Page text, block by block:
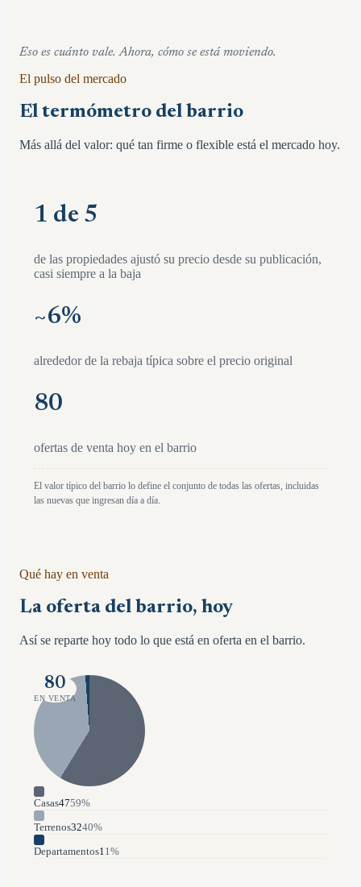
Eso es cuánto vale. Ahora, cómo se está moviendo.
El pulso del mercado
El termómetro del barrio
Más allá del valor: qué tan firme o flexible está el mercado hoy.
1 de 5
de las propiedades ajustó su precio desde su publicación,
casi siempre a la baja
~6%
alrededor de la rebaja típica sobre el precio original
80
ofertas de venta hoy en el barrio
El valor típico del barrio lo define el conjunto de todas las ofertas, incluidas
las nuevas que ingresan día a día.
Qué hay en venta
La oferta del barrio, hoy
Así se reparte hoy todo lo que está en oferta en el barrio.
80
EN VENTA
Casas4759%
Terrenos3240%
Departamentos1 1 %